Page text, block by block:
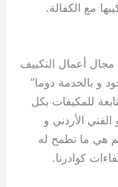
مع الكفالة.
مجال أعمال التكييف
و بالخدمة دوما”
للمكيفات بكل
الأردني و
هي ما نطمح له
كوادرنا.